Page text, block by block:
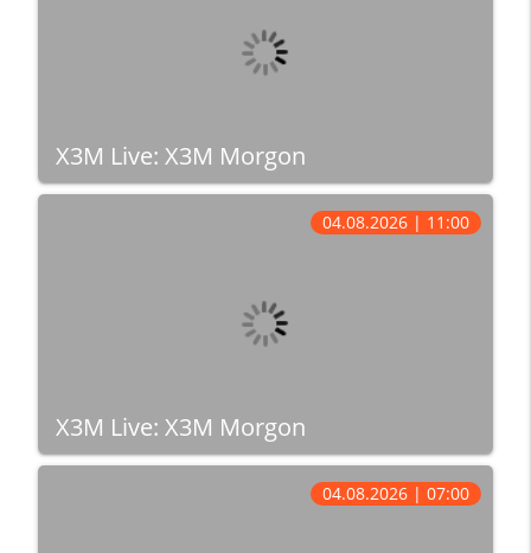
X3M Live: X3M Morgon
X3M Live: X3M Morgon
04.08.2026 | 11:00
04.08.2026 | 07:00